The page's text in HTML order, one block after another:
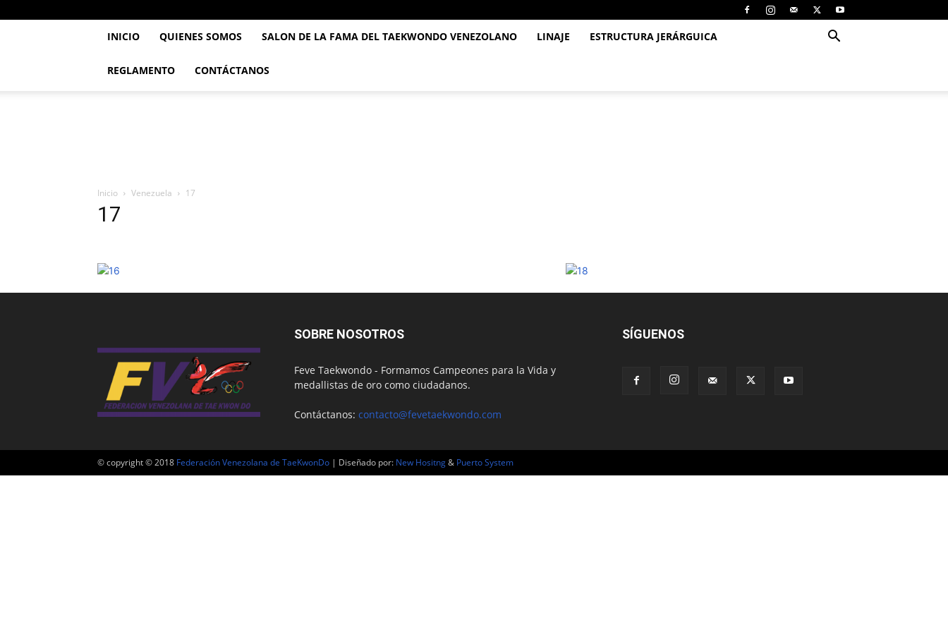
INICIO QUIENES SOMOS SALON DE LA FAMA DEL TAEKWONDO VENEZOLANO LINAJE ESTRUCTURA JERÁRGUICA
REGLAMENTO CONTÁCTANOS
Inicio Venezuela 17
17
SOBRE NOSOTROS
Feve Taekwondo - Formamos Campeones para la Vida y
medallistas de oro como ciudadanos.
Contáctanos: contacto@fevetaekwondo.com
SÍGUENOS
© copyright © 2018 Federación Venezolana de TaeKwonDo | Diseñado por: New Hositng& Puerto System